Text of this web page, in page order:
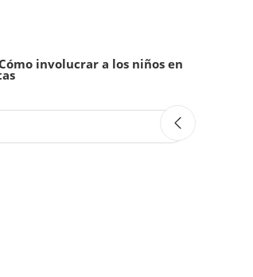
involucrar a los niños en